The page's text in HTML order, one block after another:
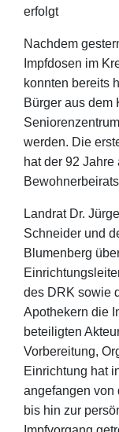
erfolgt
Nachdem
Impfdosen im
konnten bereits
Bürger aus dem
werden. Die
hat der 92
Landrat Dr.
Schneider und
Blumenberg
des DRK sowie
Apothekern die
beteiligten
Vorbereitung,
Einrichtung hat
angefangen von
bis hin zur